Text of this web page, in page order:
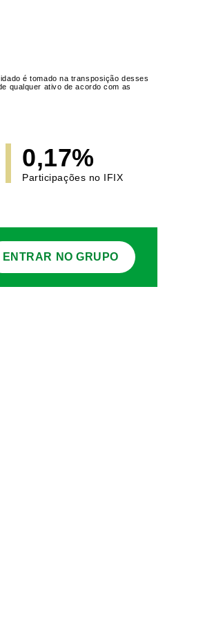
é tomado na transposição desses
qualquer ativo de acordo com as
0,17%
Participações no IFIX
ENTRAR NO GRUPO